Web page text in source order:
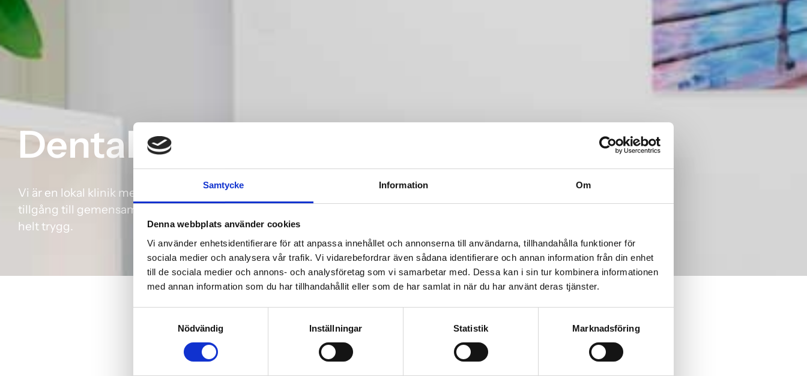
Samtycke Information Om
Denna webbplats använder cookies
Vi använder enhetsidentifierare för att anpassa innehållet och annonserna till användarna, tillhandahålla funktioner för
sociala medier och analysera vår trafik. Vi vidarebefordrar även sådana identifierare och annan information från din enhet
till de sociala medier och annons- och analysföretag som vi samarbetar med. Dessa kan i sin tur kombinera informationen
med annan information som du har tillhandahållit eller som de har samlat in när du har använt deras tjänster.
Nödvändig
Inställningar Statistik Marknadsföring
Dentalums cookiepolicy
Vi är en lokal klinik med engagemang för dig som patient. Genom Dentalum får vi samtidigt
tillgång till gemensam kunskap, specialiststöd och kvalitetssäkrad vård – för att du ska känna dig
helt trygg.